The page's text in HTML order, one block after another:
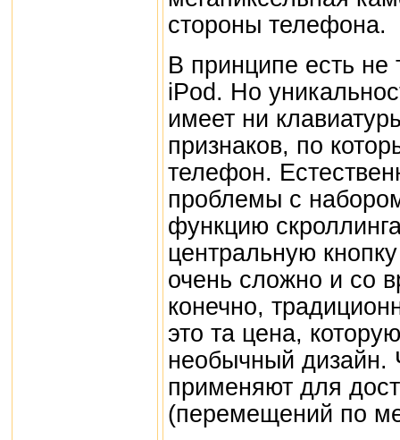
стороны телефона.
В принципе есть
iPod. Но
имеет ни
признаков, по
телефон.
проблемы с
функцию
центральную
очень сложно и со
конечно,
это та цена,
необычный дизайн.
применяют для
(перемещений по